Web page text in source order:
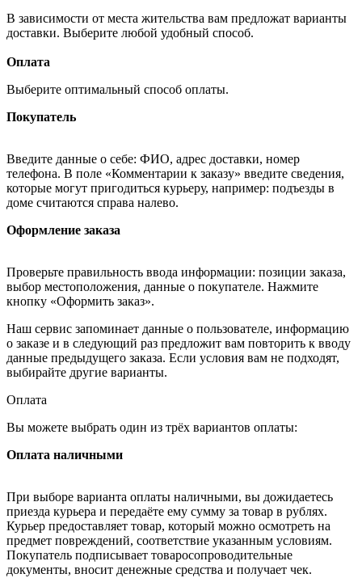
В зависимости от места жительства вам предложат варианты
доставки. Выберите любой удобный способ.
Оплата
Выберите оптимальный способ оплаты.
Покупатель
Введите данные о себе: ФИО, адрес доставки, номер
телефона. В поле «Комментарии к заказу» введите сведения,
которые могут пригодиться курьеру, например: подъезды в
доме считаются справа налево.
Оформление заказа
Проверьте правильность ввода информации: позиции заказа,
выбор местоположения, данные о покупателе. Нажмите
кнопку «Оформить заказ».
Наш сервис запоминает данные о пользователе, информацию
о заказе и в следующий раз предложит вам повторить к вводу
данные предыдущего заказа. Если условия вам не подходят,
выбирайте другие варианты.
Оплата
Вы можете выбрать один из трёх вариантов оплаты:
Оплата наличными
При выборе варианта оплаты наличными, вы дожидаетесь
приезда курьера и передаёте ему сумму за товар в рублях.
Курьер предоставляет товар, который можно осмотреть на
предмет повреждений, соответствие указанным условиям.
Покупатель подписывает товаросопроводительные
документы, вносит денежные средства и получает чек.